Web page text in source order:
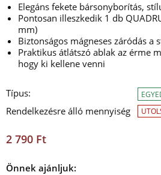
Elegáns fekete bársonyborítás,
Pontosan illeszkedik 1 db
mm)
Biztonságos mágneses záródás a
Praktikus átlátszó ablak az érme
hogy ki kellene venni
Típus:
Rendelkezésre álló mennyiség
2 790 Ft
Önnek ajánljuk: